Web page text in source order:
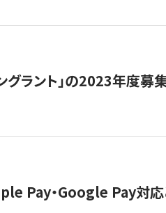
ラント」の2023年度募
Pay・Google Pay対